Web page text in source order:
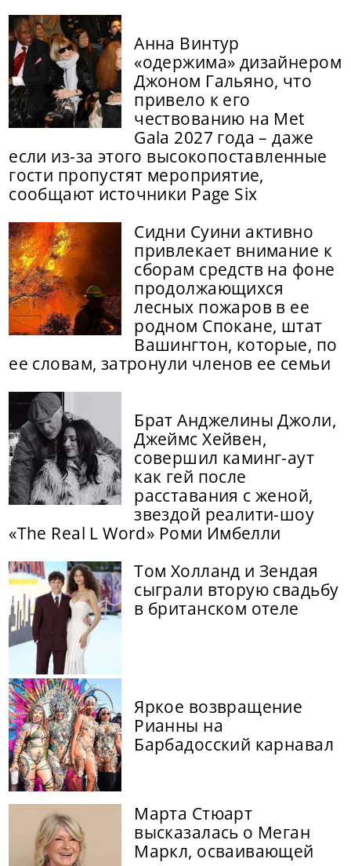
Анна Винтур
«одержима» дизайнером
Джоном Гальяно, что
привело к его
чествованию на Met
Gala 2027 года – даже
если из-за этого высокопоставленные
гости пропустят мероприятие,
сообщают источники Page Six
Сидни Суини активно
привлекает внимание к
сборам средств на фоне
продолжающихся
лесных пожаров в ее
родном Спокане, штат
Вашингтон, которые, по
ее словам, затронули членов ее семьи
Брат Анджелины Джоли,
Джеймс Хейвен,
совершил каминг-аут
как гей после
расставания с женой,
звездой реалити-шоу
«The Real L Word» Роми Имбелли
Том Холланд и Зендая
сыграли вторую свадьбу
в британском отеле
Яркое возвращение
Рианны на
Барбадосский карнавал
Марта Стюарт
высказалась о Меган
Маркл, осваивающей